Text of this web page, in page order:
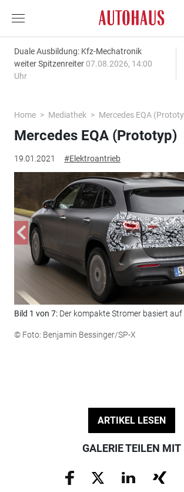
Duale Ausbildung: Kfz-Mechatronik
weiter Spitzenreiter 07.08.2026, 14:00
Uhr
Home Mediathek Mercedes EQA
19.01.2021 #Elektroantrieb
Mercedes EQA (Prototyp)
Bild 1 von 7: Der kompakte Stromer basiert auf
© Foto: Benjamin Bessinger/SP-X
ARTIKEL LESEN
GALERIE TEILEN MIT